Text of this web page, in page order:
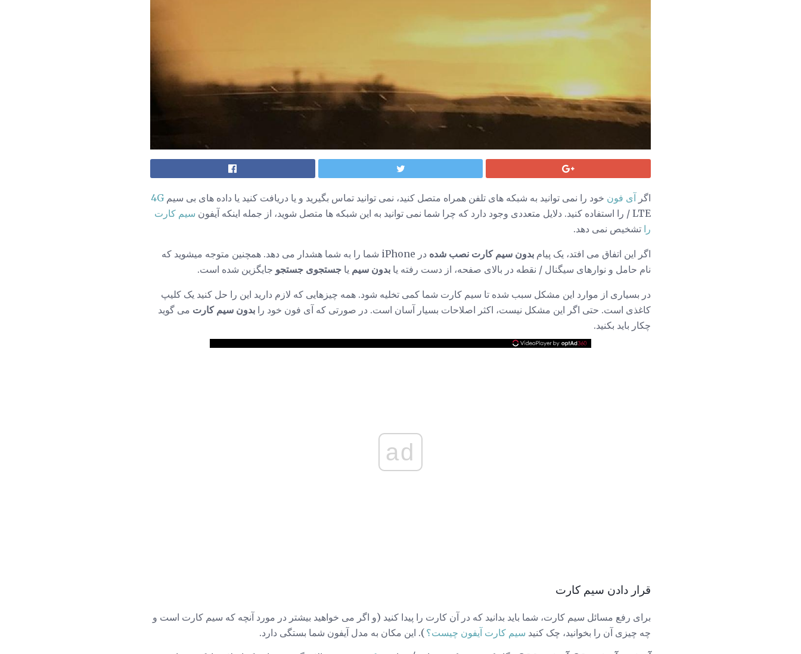
اگر آی فون خود را نمی توانید به شبکه های تلفن همراه متصل کنید، نمی توانید تماس بگیرید و یا دریافت کنید یا داده های بی سیم 4G
/ LTE را استفاده کنید. دلایل متعددی وجود دارد که چرا شما نمی توانید به این شبکه ها متصل شوید، از جمله اینکه آیفون
سیم کارت
را تشخیص نمی دهد.
اگر این اتفاق می افتد، یک پیام بدون سیم کارت نصب شده
در iPhone شما را به شما هشدار می دهد. همچنین متوجه میشوید که
نام حامل و نوارهای سیگنال / نقطه در بالای صفحه، از دست رفته یا بدون سیم یا جستجوی جستجو جایگزین شده است.
در بسیاری از موارد این مشکل سبب شده تا سیم کارت شما کمی تخلیه شود. همه چیزهایی که لازم دارید این را حل کنید یک کلیپ
کاغذی است. حتی اگر این مشکل نیست، اکثر اصلاحات بسیار آسان است. در صورتی که آی فون خود را بدون سیم کارت می گوید
چکار باید بکنید.
ad
قرار دادن سیم کارت
برای رفع مسائل سیم کارت، شما باید بدانید که در آن کارت را پیدا کنید (و اگر می خواهید بیشتر در مورد آنچه که سیم کارت است و
چه چیزی آن را بخوانید، چک کنید سیم کارت آیفون چیست؟ ). این مکان به مدل آیفون شما بستگی دارد.